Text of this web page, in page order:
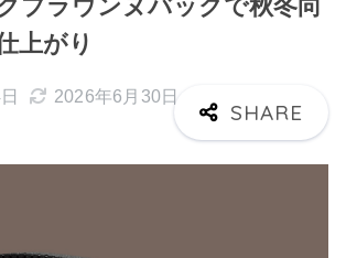
ブラウンヌバックで秋冬向
上がり
2026年6月30日